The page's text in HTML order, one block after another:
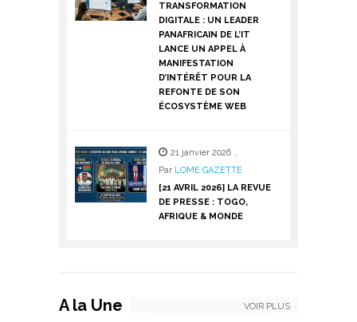
TRANSFORMATION
DIGITALE : UN LEADER
PANAFRICAIN DE L’IT
LANCE UN APPEL À
MANIFESTATION
D’INTÉRÊT POUR LA
REFONTE DE SON
ÉCOSYSTÈME WEB
21 janvier 2026 ,
Par LOME GAZETTE
[21 AVRIL 2026] LA REVUE
DE PRESSE : TOGO,
AFRIQUE & MONDE
A la Une VOIR PLUS